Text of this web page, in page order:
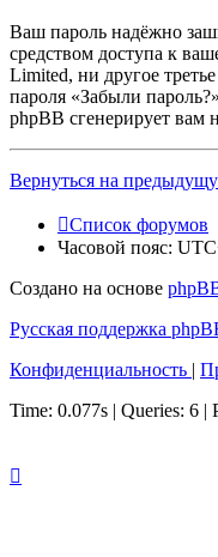
Ваш пароль надёжно
средством доступа к
Limited, ни другое
пароля «Забыли
phpBB сгенерирует вам
Вернуться на
Список форумов
Часовой пояс:
Создано на основе
Русская поддержка
Конфиденциальность |
Time: 0.077s | Queries: 6 |